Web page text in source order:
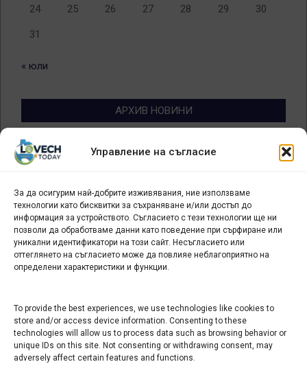
Управление на съгласие
За да осигурим най-добрите изживявания, ние използваме
технологии като бисквитки за съхраняване и/или достъп до
информация за устройството. Съгласието с тези технологии ще ни
позволи да обработваме данни като поведение при сърфиране или
уникални идентификатори на този сайт. Несъгласието или
оттеглянето на съгласието може да повлияе неблагоприятно на
определени характеристики и функции.
To provide the best experiences, we use technologies like cookies to
store and/or access device information. Consenting to these
technologies will allow us to process data such as browsing behavior or
unique IDs on this site. Not consenting or withdrawing consent, may
adversely affect certain features and functions.
24 25 26 27 28 29 30
31
« юли
АРХИВ НОВИНИ
Архив
новини
БИЗНЕС
Арт галерия "Мостове" – магазин за изкуство
СЕВЕРОЗАПАДА ИНФОРМАЦИОНЕН БИЗНЕС
ТУРИСТИЧЕСКИ КЛЪСТЕР
ИНСТИТУЦИИ В ЛОВЕЧ
Административен съд Ловеч
Областна администрация Ловеч